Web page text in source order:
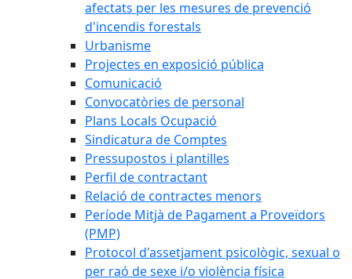
afectats per les mesures de prevenció
d'incendis forestals
Urbanisme
Projectes en exposició pública
Comunicació
Convocatòries de personal
Plans Locals Ocupació
Sindicatura de Comptes
Pressupostos i plantilles
Perfil de contractant
Relació de contractes menors
Període Mitjà de Pagament a Proveïdors
(PMP)
Protocol d'assetjament psicològic, sexual o
per raó de sexe i/o violència física